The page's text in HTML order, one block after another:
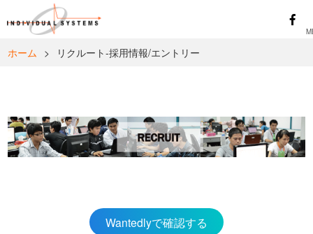
ホーム > リクルート-採用情報/エントリー
Wantedlyで確認する